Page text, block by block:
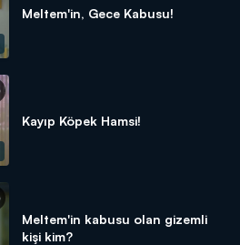
Meltem'in, Gece Kabusu!
Kayıp Köpek Hamsi!
Meltem'in kabusu olan gizemli
kişi kim?